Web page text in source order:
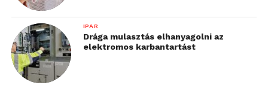
Játék a négyzeten sakkverseny:
Pápai Máté (5/5 pont)
Ilkó-Tóth András (4,5)
Major Róbert (4,5)
IPAR
Drága mulasztás elhanyagolni az
elektromos karbantartást